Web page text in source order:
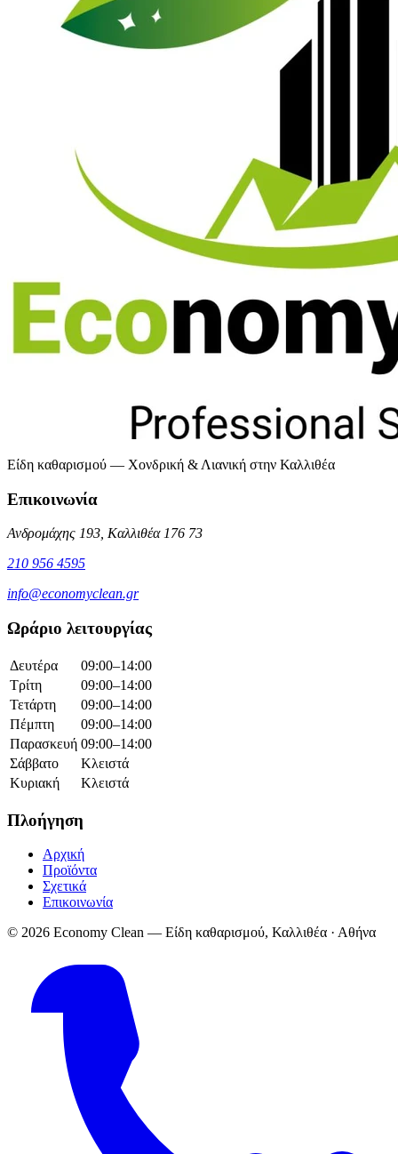
Είδη καθαρισμού — Χονδρική & Λιανική στην Καλλιθέα
Επικοινωνία
Ανδρομάχης 193, Καλλιθέα 176 73
210 956 4595
info@economyclean.gr
Ωράριο λειτουργίας
Δευτέρα
09:00–14:00
Τρίτη
09:00–14:00
Τετάρτη
09:00–14:00
Πέμπτη
09:00–14:00
Παρασκευή 09:00–14:00
Σάββατο
Κλειστά
Κυριακή
Κλειστά
Πλοήγηση
Αρχική
Προϊόντα
Σχετικά
Επικοινωνία
© 2026 Economy Clean — Είδη καθαρισμού, Καλλιθέα · Αθήνα